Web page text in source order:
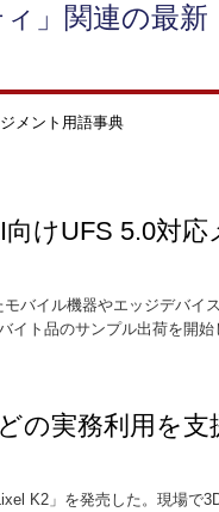
ィ」関連の最
メント用語事典
けUFS 5.0対
バイル機器やエッジデバイ
イト品のサンプル出荷を開始
の実務利用を
K2」を発売した。現場で